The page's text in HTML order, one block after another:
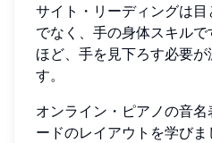
サイト・リーディングは
でなく、手の身体スキル
ほど、手を見下ろす必要
す。
オンライン・ピアノの音
ードのレイアウトを学び